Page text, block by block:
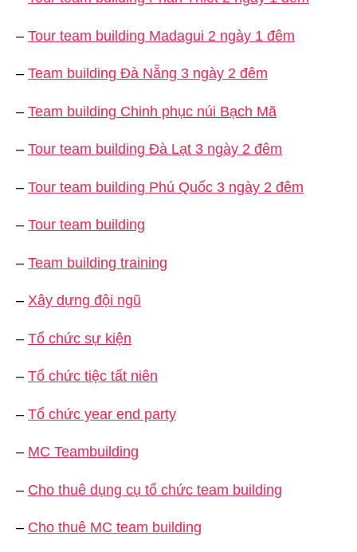
– Tour team building Madagui 2 ngày 1 đêm
– Team building Đà Nẵng 3 ngày 2 đêm
– Team building Chinh phục núi Bạch Mã
– Tour team building Đà Lạt 3 ngày 2 đêm
– Tour team building Phú Quốc 3 ngày 2 đêm
– Tour team building
– Team building training
– Xây dựng đội ngũ
– Tổ chức sự kiện
– Tổ chức tiệc tất niên
– Tổ chức year end party
– MC Teambuilding
– Cho thuê dụng cụ tổ chức team building
– Cho thuê MC team building